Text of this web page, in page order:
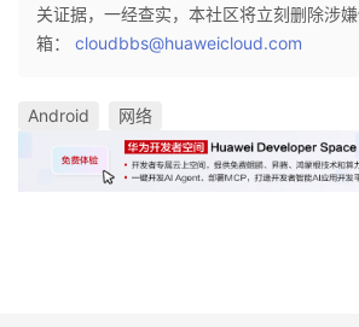
验
收
议
关证据，一经查实，本社区将立刻删除涉
箱： cloudbbs@huaweicloud.com
Android 网络